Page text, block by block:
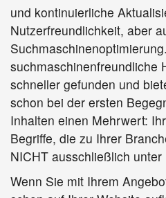
und kontinuierliche
Nutzerfreundlichkeit, aber
suchmaschinenfreundliche
schneller gefunden und
schon bei der ersten
Inhalten einen Mehrwert:
Begriffe, die zu Ihrer
NICHT ausschließlich
Wenn Sie mit Ihrem